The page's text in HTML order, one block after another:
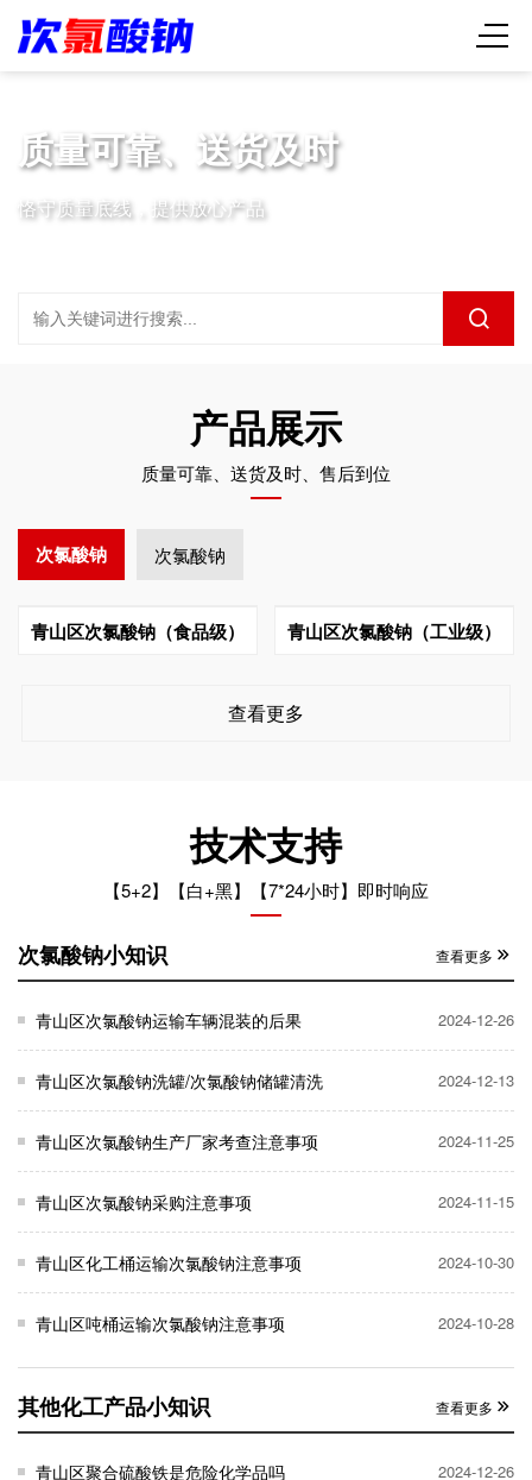
质量可靠、送货及时
恪守质量底线，提供放心产品
产品展示
质量可靠、送货及时、售后到位
次氯酸钠 次氯酸钠
青山区次氯酸钠（食品级） 青山区次氯酸钠（工业级）
查看更多
技术支持
【5+2】【白+黑】【7*24小时】即时响应
次氯酸钠小知识 查看更多
青山区次氯酸钠运输车辆混装的后果 2024-12-26
青山区次氯酸钠洗罐/次氯酸钠储罐清洗 2024-12-13
青山区次氯酸钠生产厂家考查注意事项 2024-11-25
青山区次氯酸钠采购注意事项 2024-11-15
青山区化工桶运输次氯酸钠注意事项 2024-10-30
青山区吨桶运输次氯酸钠注意事项 2024-10-28
其他化工产品小知识 查看更多
青山区聚合硫酸铁是危险化学品吗 2024-12-26